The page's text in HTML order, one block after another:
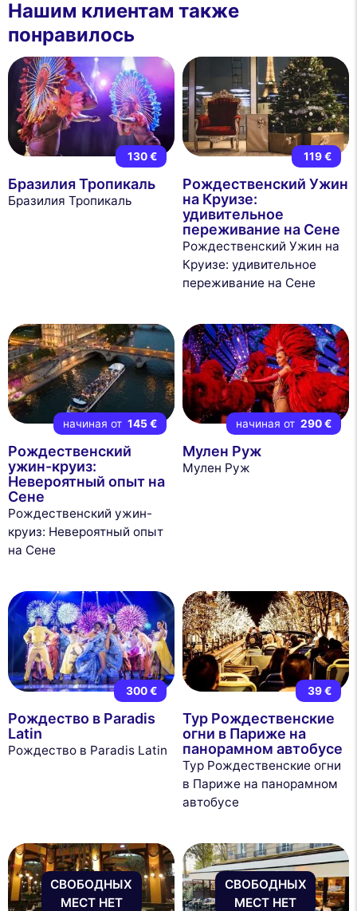
Нашим клиентам также
понравилось
130 €
Бразилия Тропикаль
Бразилия Тропикаль
119 €
Рождественский Ужин
на Круизе:
удивительное
переживание на Сене
Рождественский Ужин на
Круизе: удивительное
переживание на Сене
начиная от 145 €
Рождественский
ужин-круиз:
Невероятный опыт на
Сене
Рождественский ужин-
круиз: Невероятный опыт
на Сене
начиная от 290 €
Мулен Руж
Мулен Руж
300 €
Рождество в Paradis
Latin
Рождество в Paradis Latin
39 €
Тур Рождественские
огни в Париже на
панорамном автобусе
Тур Рождественские огни
в Париже на панорамном
автобусе
СВОБОДНЫХ
МЕСТ НЕТ
СВОБОДНЫХ
МЕСТ НЕТ